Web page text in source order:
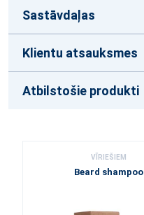
Sastāvdaļas
Klientu atsauksmes
Atbilstošie produkti
VĪRIEŠIEM
Beard shampoo